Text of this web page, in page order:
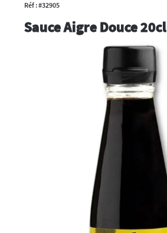
Réf : #32905
Sauce Aigre Douce 20cl